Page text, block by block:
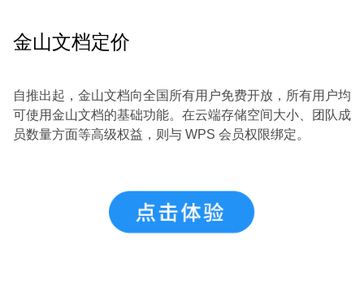
金山文档定价
自推出起， 金山文档向全国所有用户免费开放，所有用户均
可使用金山文档的基础功能。在云端存储空间大小、团队成
员数量方面等高级权益，则与 WPS 会员权限绑定。